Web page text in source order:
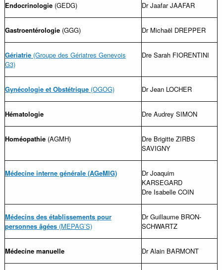
Endocrinologie(GEDG) Dr Jaafar JAAFAR
Gastroentérologie(GGG) Dr Michaël DREPPER
Gériatrie(Groupe des Gériatres Genevois
G3)
Dre Sarah FIORENTINI
Gynécologie et Obstétrique(OGOG) Dr Jean LOCHER
Hématologie Dre Audrey SIMON
Homéopathie (AGMH)
Dre Brigitte ZIRBS
SAVIGNY
Médecine interne générale (AGeMIG)
Dr Joaquim
KARSEGARD
Dre Isabelle COIN
Médecins des établissements pour
personnes âgées(MEPAG’S)
Dr Guillaume BRON-
SCHWARTZ
Médecine manuelle Dr Alain BARMONT